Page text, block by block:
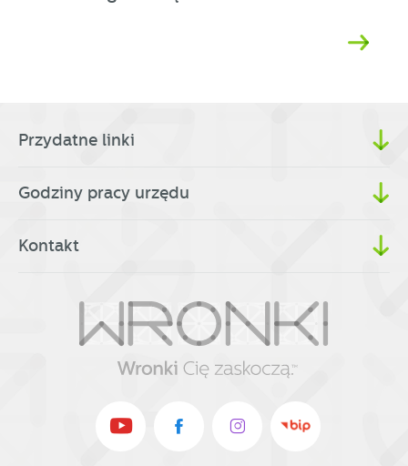
Przydatne linki
Godziny pracy urzędu
Kontakt